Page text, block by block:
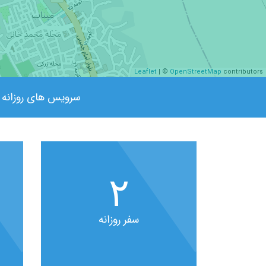
Leaflet | © OpenStreetMap contributors
سرویس های روزانه
۲
سفر روزانه